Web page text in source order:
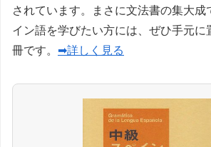
されています。まさに文法書の集大成
イン語を学びたい方には、ぜひ手元に
冊です。 ➡詳しく見る